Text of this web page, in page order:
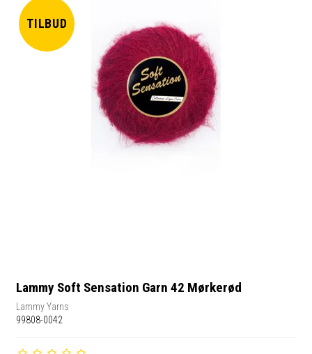
TILBUD
Lammy Soft Sensation Garn 42 Mørkerød
Lammy Yarns
99808-0042